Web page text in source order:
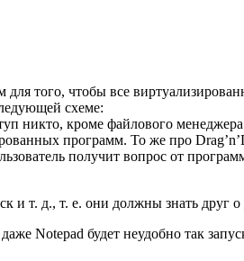
того, чтобы все
схеме:
никто, кроме файлового
программ. То же про
получит вопрос от
т. д., т. е. они должны знать друг
Notepad будет неудобно так